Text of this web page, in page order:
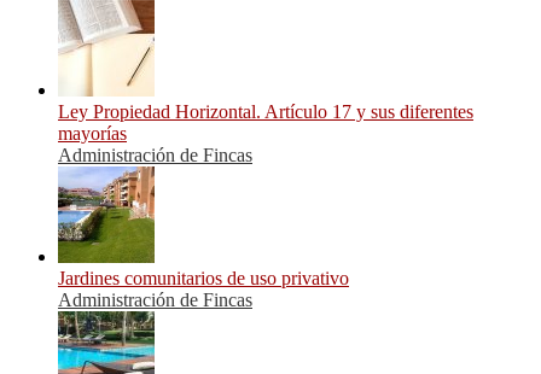
Ley Propiedad Horizontal. Artículo 17 y sus diferentes
mayorías
Administración de Fincas
Jardines comunitarios de uso privativo
Administración de Fincas